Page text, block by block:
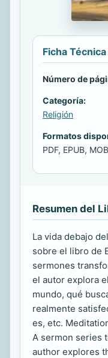
Ficha
Número de
Categoría:
Religión
Formatos
PDF, EPUB,
Resumen del
La vida debajo
sobre el libro de
sermones
el autor explora
mundo, qué
realmente
es, etc.
A sermon series
author explores